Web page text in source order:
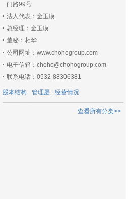
门路99号
法人代表：金玉谟
总经理：金玉谟
董秘：相华
公司网址：www.chohogroup.com
电子信箱：choho@chohogroup.com
联系电话：0532-88306381
股本结构 管理层 经营情况
查看所有分类>>